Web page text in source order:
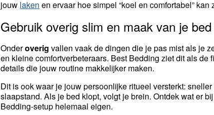
jouw laken en ervaar hoe simpel “koel en comfortabel” kan
Gebruik overig slim en maak van je
Onderoverig vallen vaak de dingen die je pas mist als je
en kleine comfortverbeteraars. Best Bedding ziet dit als
details die jouw routine makkelijker maken.
Dit is ook waar je jouw persoonlijke ritueel versterkt:
slaapstand. Als je bed klopt, volgt je brein. Ontdek wat er
Bedding-setup helemaal eigen.